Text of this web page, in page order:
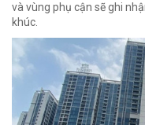
và vùng phụ cận sẽ ghi
khúc.